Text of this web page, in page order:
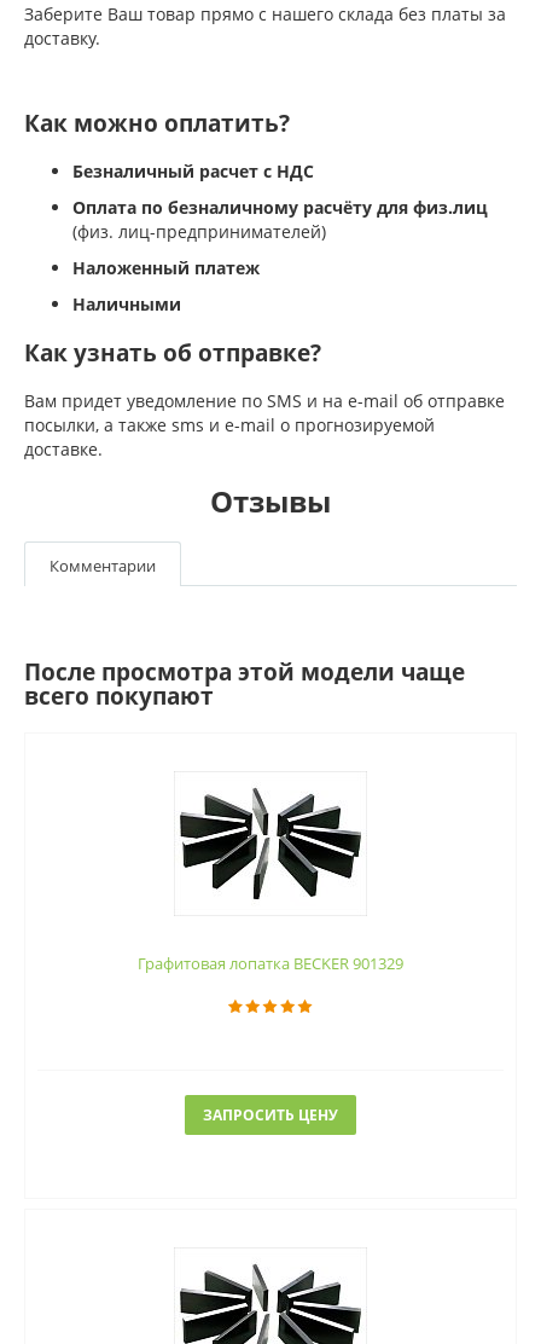
Заберите Ваш товар прямо с нашего склада без платы за
доставку.
Как можно оплатить?
Безналичный расчет с НДС
Оплата по безналичному расчёту для физ.лиц
(физ. лиц-предпринимателей)
Наложенный платеж
Наличными
Как узнать об отправке?
Вам придет уведомление по SMS и на e-mail об отправке
посылки, а также sms и e-mail о прогнозируемой
доставке.
Отзывы
Комментарии
После просмотра этой модели чаще
всего покупают
Графитовая лопатка BECKER 901329
ЗАПРОСИТЬ ЦЕНУ